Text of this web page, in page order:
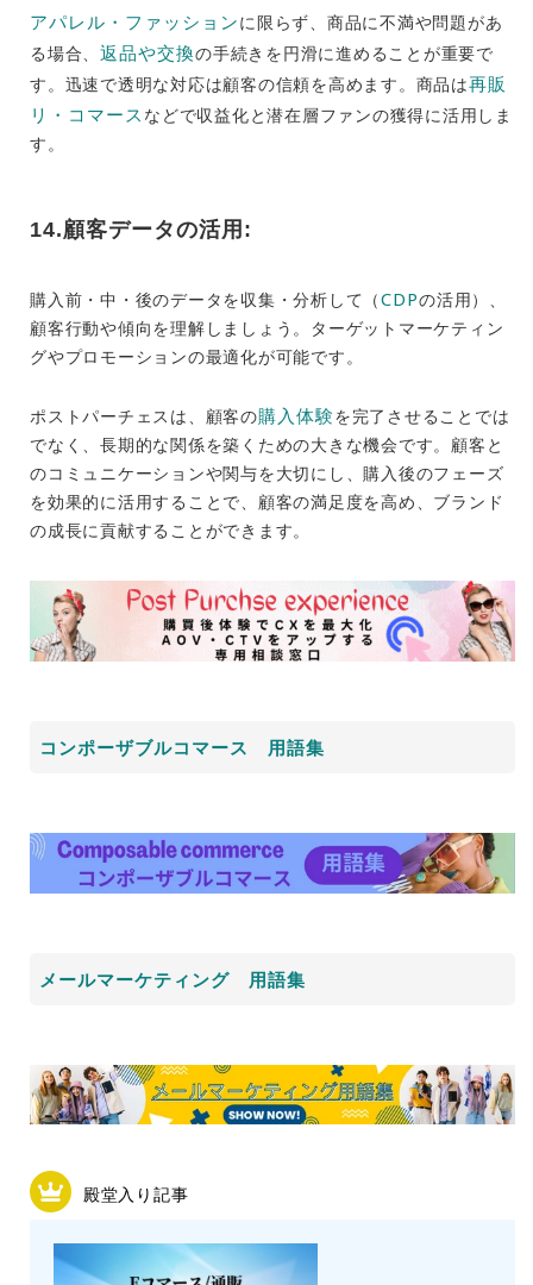
アパレル・ファッションに限らず、商品に不満や問題があ
る場合、 返品や交換の手続きを円滑に進めることが重要で
す。迅速で透明な対応は顧客の信頼を高めます。商品は再販
リ・コマース などで収益化と潜在層ファンの獲得に活用しま
す。
14.顧客データの活用:
購入前・中・後のデータを収集・分析して（CDPの活用）、
顧客行動や傾向を理解しましょう。ターゲットマーケティン
グやプロモーションの最適化が可能です。
ポストパーチェスは、顧客の購入体験を完了させることでは
でなく、長期的な関係を築くための大きな機会です。顧客と
のコミュニケーションや関与を大切にし、購入後のフェーズ
を効果的に活用することで、顧客の満足度を高め、ブランド
の成長に貢献することができます。
コンポーザブルコマース 用語集
メールマーケティング 用語集
殿堂入り記事